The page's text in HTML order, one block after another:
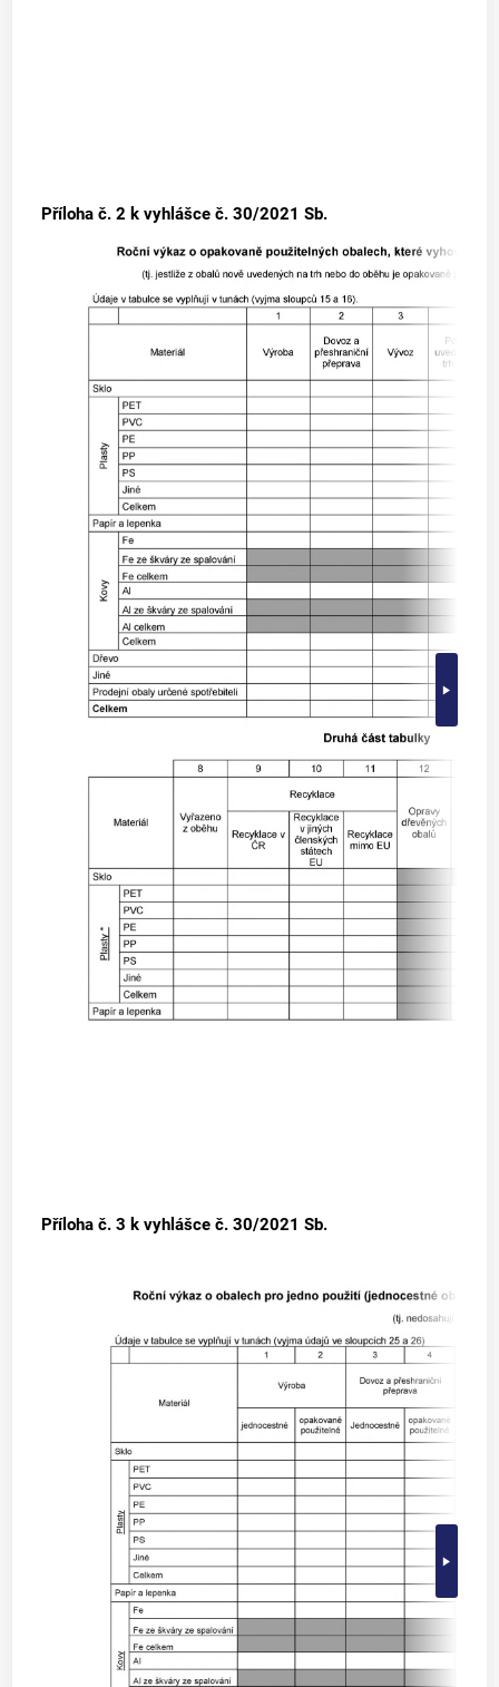
Příloha č. 2 k vyhlášce č. 30/2021 Sb.
Příloha č. 3 k vyhlášce č. 30/2021 Sb.